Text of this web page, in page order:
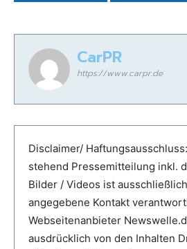
CarPR
https://www.carpr.de
Disclaimer/
stehend Pressemitteilung inkl.
Bilder / Videos ist
angegebene Kontakt
Webseitenanbieter
ausdrücklich von den Inhalten